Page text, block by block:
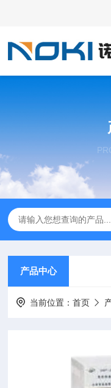
产品中心
当前位置：首页